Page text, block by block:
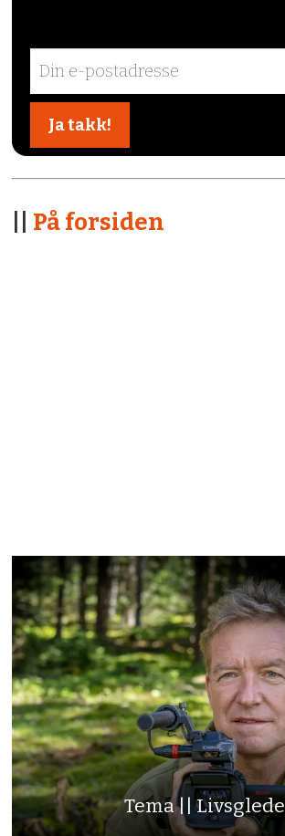
På forsiden
Tema || Livsglede